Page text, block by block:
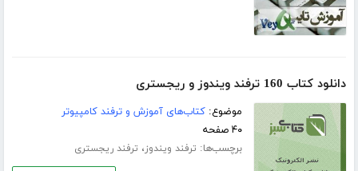
دانلود کتاب 160 ترفند ویندوز و ریجستری
موضوع:کتاب‌های آموزش و ترفند کامپیوتر
۴۰ صفحه
برچسب‌ها: ترفند ویندوز، ترفند ریجستری